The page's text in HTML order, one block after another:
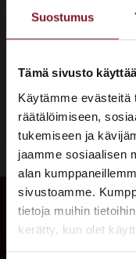
Suostumus
Tämä sivusto
Käytämme evästeitä
räätälöimiseen,
tukemiseen ja
jaamme sosiaalisen
alan
sivustoamme.
tietoja muihin
kerätty, kun olet
niin olet oikeassa
mitä “valesokkeli
havaitset
maksuton
valesokkelitaloja
rakennettu 1960-
(erityisesti 1970-